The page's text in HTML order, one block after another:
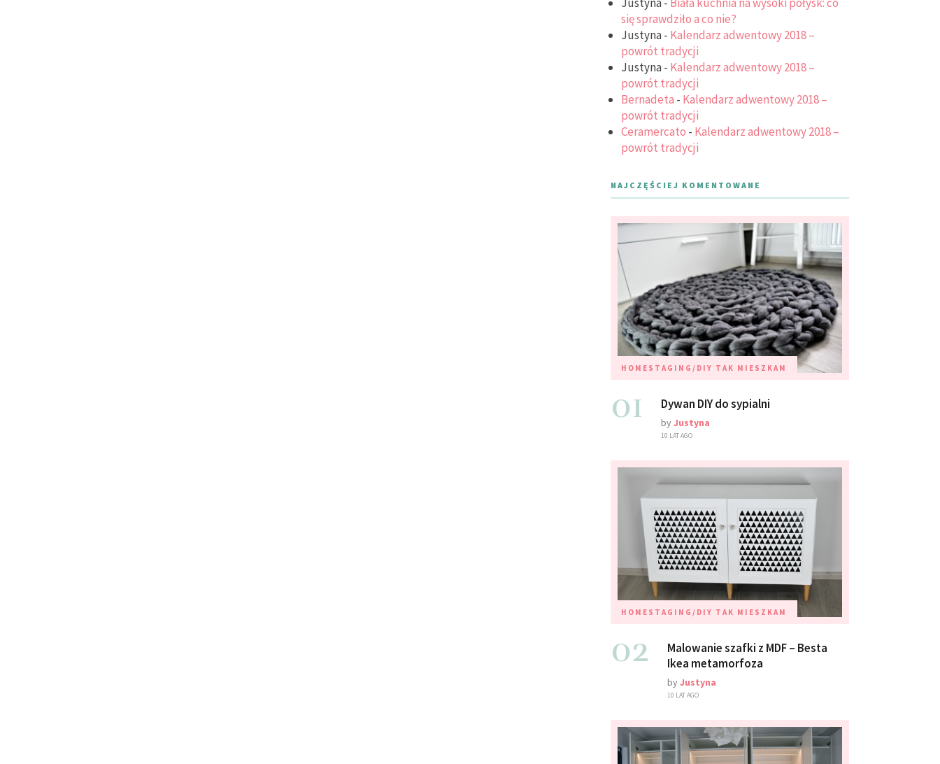
się sprawdziło a co nie?
Justyna- Kalendarz adwentowy 2018 –
powrót tradycji
Justyna- Kalendarz adwentowy 2018 –
powrót tradycji
Bernadeta - Kalendarz adwentowy 2018 –
powrót tradycji
Ceramercato - Kalendarz adwentowy 2018 –
powrót tradycji
NAJCZĘŚCIEJ KOMENTOWANE
HOMESTAGING/DIY TAK MIESZKAM
01 Dywan DIY do sypialni
byJustyna
10 LAT AGO
HOMESTAGING/DIY TAK MIESZKAM
02
Malowanie szafki z MDF – Besta
Ikea metamorfoza
byJustyna
10 LAT AGO